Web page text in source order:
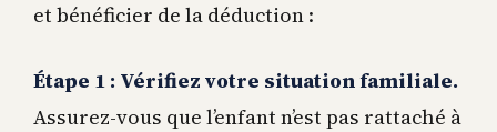
et bénéficier de la déduction :
Étape 1 : Vérifiez votre situation familiale.
Assurez-vous que l’enfant n’est pas rattaché à